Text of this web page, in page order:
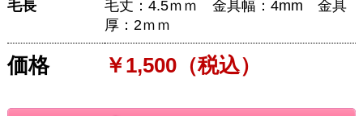
毛長
毛丈：4.5ｍｍ 金具幅：4mm 金具
厚：2ｍｍ
価格 ￥1,500（税込）